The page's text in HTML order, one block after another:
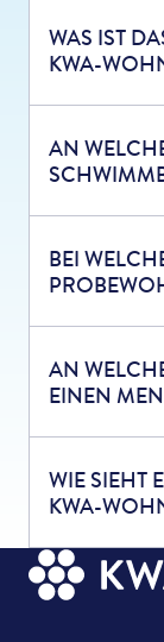
WAS IST
KWA-
AN
BEI
AN
EINEN
WIE SIEHT
KWA-